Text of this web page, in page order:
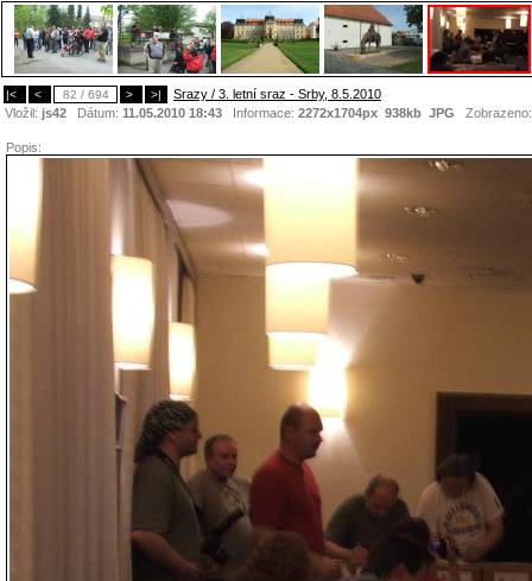
|< < 82 / 694 > >|
Srazy / 3. letní sraz - Srby, 8.5.2010
Vložil: js42 Dátum: 11.05.2010 18:43 Informace: 2272x1704px 938kb JPG
Popis: